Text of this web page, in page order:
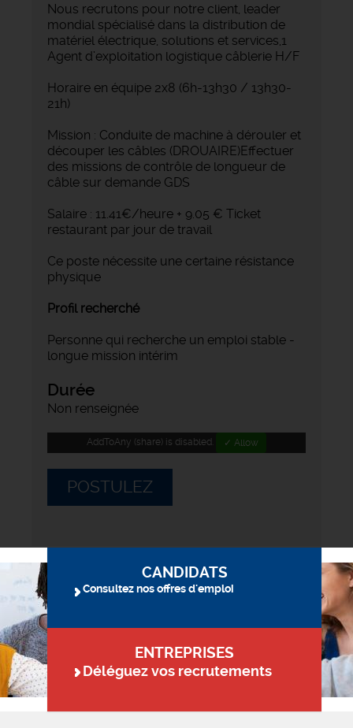
Nous recrutons pour notre client, leader
mondial spécialisé dans la distribution de
matériel électrique, solutions et services,1
Agent d’exploitation logistique câblerie H/F
Horaire en équipe 2x8 (6h-13h30 / 13h30-
21h)
Mission : Conduite de machine à dérouler et
découper les câbles (DROUAIRE)Effectuer
des missions de contrôle de longueur de
câble sur demande GDS
Salaire : 11.41€/heure + 9.05 € Ticket
restaurant par jour de travail
Ce poste nécessite une certaine résistance
physique
Profil recherché
Personne qui recherche un emploi stable -
longue mission intérim
Durée
Non renseignée
AddToAny (share) is disabled. ✓ Allow
POSTULEZ
CANDIDATS
Consultez nos offres d'emploi
ENTREPRISES
Déléguez vos recrutements